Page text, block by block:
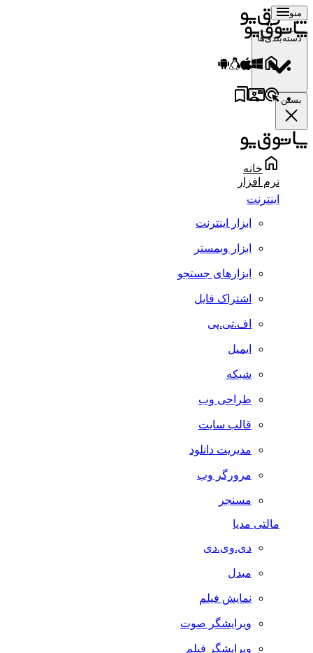
منو
دسته‌بندی‌ها
بستن
خانه
نرم افزار
اینترنت
ابزار اینترنت
ابزار وبمستر
ابزارهای جستجو
اشتراک فایل
اف.تی.پی
ایمیل
شبکه
طراحی وب
قالب سایت
مدیریت دانلود
مرورگر وب
مسنجر
مالتی مدیا
دی.وی.دی
مبدل
نمایش فیلم
ویرایشگر صوت
ویرایشگر فیلم